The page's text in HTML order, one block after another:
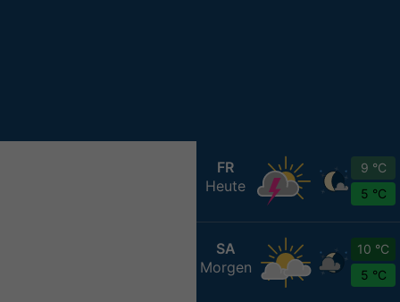
FR
Heute
9 °C
5 °C
SA
Morgen
10 °C
5 °C